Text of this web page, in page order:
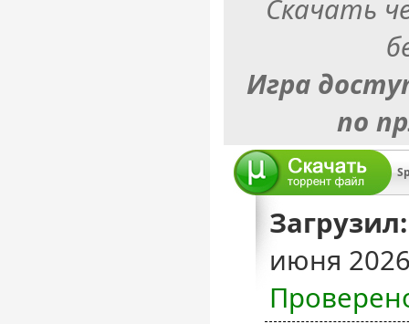
Скачать
Игра
по
Загрузил:
июня